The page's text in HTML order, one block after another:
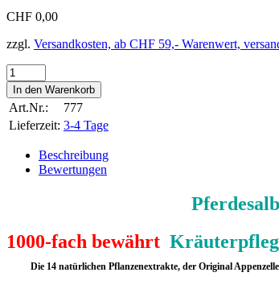
CHF 0,00
zzgl. Versandkosten, ab CHF 59,- Warenwert,
Art.Nr.:
777
Lieferzeit: 3-4 Tage
Beschreibung
Bewertungen
1000-fach bewährt
Die 14 natürlichen Pflanzenextrakte, der Original